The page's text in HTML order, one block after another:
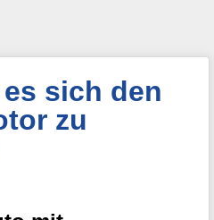
sich den
zu